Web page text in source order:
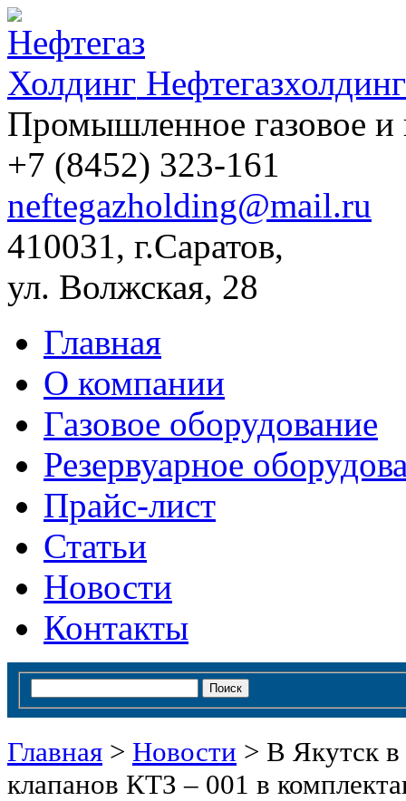
Нефтегазхолдинг
Промышленное газовое и
+7 (8452) 323-161
neftegazholding@mail.ru
410031, г.Саратов,
ул. Волжская, 28
Главная
О компании
Газовое оборудование
Резервуарное
Прайс-лист
Статьи
Новости
Контакты
Главная > Новости > В Якутск в
клапанов КТЗ – 001 в